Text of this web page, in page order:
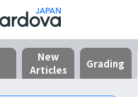
New
Articles
Grading